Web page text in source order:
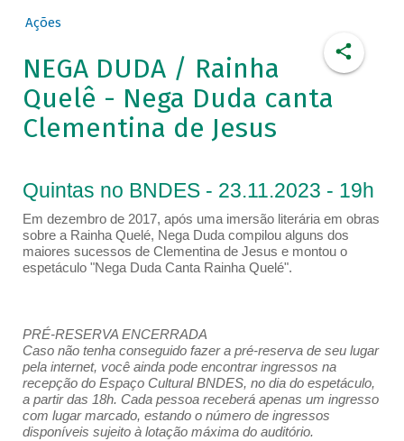
Ações
NEGA DUDA / Rainha
Quelê - Nega Duda canta
Clementina de Jesus
Quintas no BNDES - 23.11.2023 - 19h
Em dezembro de 2017, após uma imersão literária em obras
sobre a Rainha Quelé, Nega Duda compilou alguns dos
maiores sucessos de Clementina de Jesus e montou o
espetáculo "Nega Duda Canta Rainha Quelé".
PRÉ-RESERVA ENCERRADA
Caso não tenha conseguido fazer a pré-reserva de seu lugar
pela internet, você ainda pode encontrar ingressos na
recepção do Espaço Cultural BNDES, no dia do espetáculo,
a partir das 18h. Cada pessoa receberá apenas um ingresso
com lugar marcado, estando o número de ingressos
disponíveis sujeito à lotação máxima do auditório.